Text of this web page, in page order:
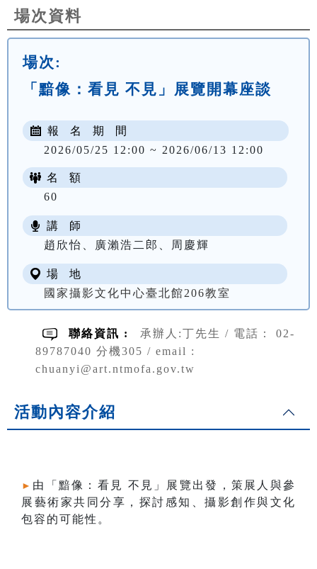
場次資料
場次:
「黯像：看見 不見」展覽開幕座談
報 名 期 間
2026/05/25 12:00 ~ 2026/06/13 12:00
名 額
60
講 師
趙欣怡、廣瀨浩二郎、周慶輝
場 地
國家攝影文化中心臺北館206教室
聯絡資訊 :
承辦人:丁先生 / 電話： 02-
89787040 分機305 / email :
chuanyi@art.ntmofa.gov.tw
活動內容介紹
► 由「黯像：看見 不見」展覽出發，策展人與參
展藝術家共同分享，探討感知、攝影創作與文化
包容的可能性。